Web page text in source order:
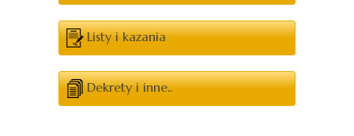
Listy i kazania
Dekrety i inne..